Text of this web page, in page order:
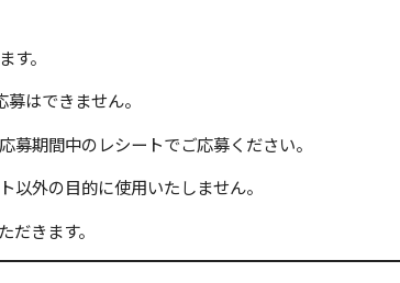
。
できません。
中のレシートでご応募ください。
の目的に使用いたしません。
ます。